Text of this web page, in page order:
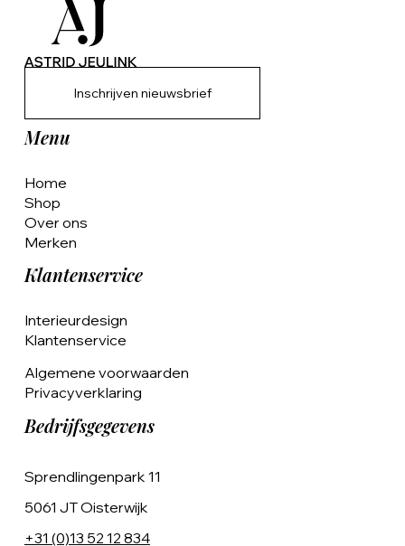
Inschrijven nieuwsbrief
Menu
Home
Shop
Over ons
Merken
Klantenservice
Interieurdesign
Klantenservice
Algemene voorwaarden
Privacyverklaring
Bedrijfsgegevens
Sprendlingenpark 11
5061 JT Oisterwijk
+31 (0)13 52 12 834